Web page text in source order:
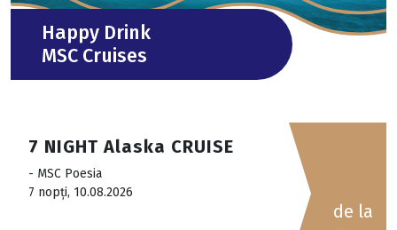
Happy Drink
MSC Cruises
7 NIGHT Alaska CRUISE
- MSC Poesia
7 nopți, 10.08.2026
de la